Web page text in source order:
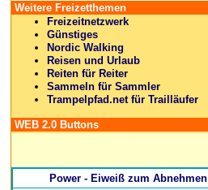
Weitere Freizetthemen
Freizeitnetzwerk
Günstiges
Nordic Walking
Reisen und Urlaub
Reiten für Reiter
Sammeln für Sammler
Trampelpfad.net für Trailläufer
WEB 2.0 Buttons
Power - Eiweiß zum Abnehmen